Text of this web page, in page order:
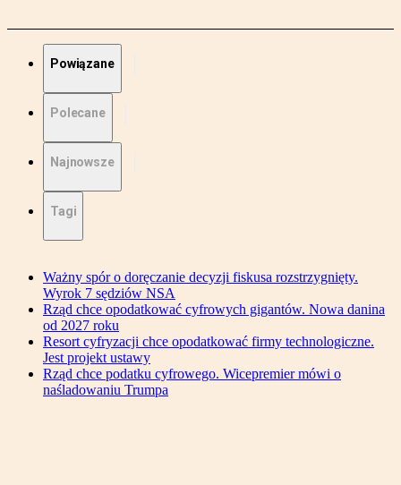
Powiązane
Polecane
Najnowsze
Tagi
Ważny spór o doręczanie decyzji fiskusa rozstrzygnięty.
Wyrok 7 sędziów NSA
Rząd chce opodatkować cyfrowych gigantów. Nowa danina
od 2027 roku
Resort cyfryzacji chce opodatkować firmy technologiczne.
Jest projekt ustawy
Rząd chce podatku cyfrowego. Wicepremier mówi o
naśladowaniu Trumpa